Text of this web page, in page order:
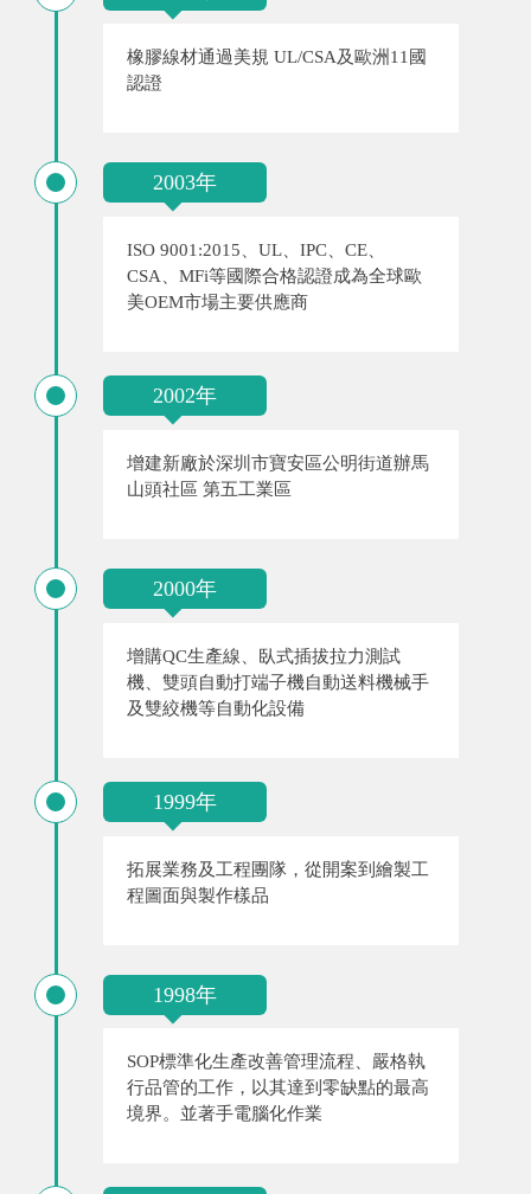
橡膠線材通過美規 UL/CSA及歐洲11國
認證
2003年
ISO 9001:2015、UL、IPC、CE、
CSA、MFi等國際合格認證成為全球歐
美OEM市場主要供應商
2002年
增建新廠於深圳市寶安區公明街道辦馬
山頭社區 第五工業區
2000年
增購QC生產線、臥式插拔拉力測試
機、雙頭自動打端子機自動送料機械手
及雙絞機等自動化設備
1999年
拓展業務及工程團隊，從開案到繪製工
程圖面與製作樣品
1998年
SOP標準化生產改善管理流程、嚴格執
行品管的工作，以其達到零缺點的最高
境界。並著手電腦化作業